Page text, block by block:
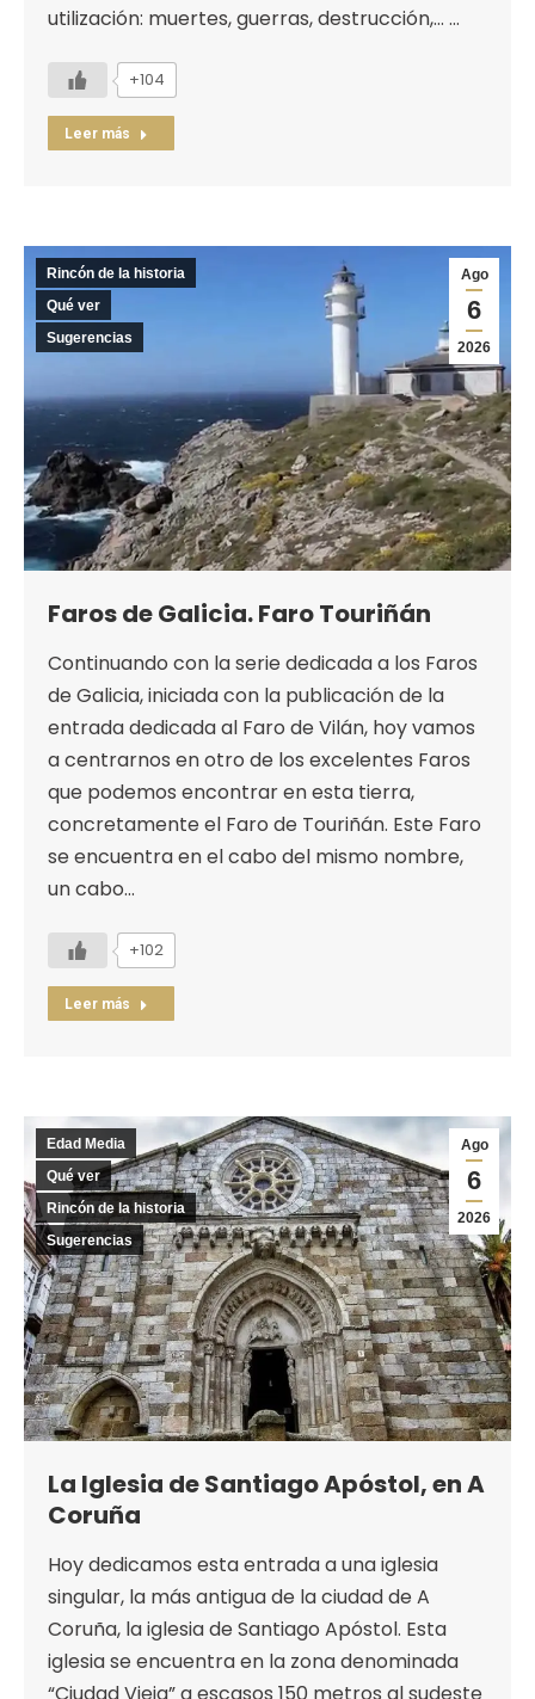
utilización: muertes, guerras, destrucción,… …
+104
Leer más
Ago
6
2026
Rincón de la historia
Qué ver
Sugerencias
Faros de Galicia. Faro Touriñán
Continuando con la serie dedicada a los Faros
de Galicia, iniciada con la publicación de la
entrada dedicada al Faro de Vilán, hoy vamos
a centrarnos en otro de los excelentes Faros
que podemos encontrar en esta tierra,
concretamente el Faro de Touriñán. Este Faro
se encuentra en el cabo del mismo nombre,
un cabo…
+102
Leer más
Ago
6
2026
Edad Media
Qué ver
Rincón de la historia
Sugerencias
La Iglesia de Santiago Apóstol, en A
Coruña
Hoy dedicamos esta entrada a una iglesia
singular, la más antigua de la ciudad de A
Coruña, la iglesia de Santiago Apóstol. Esta
iglesia se encuentra en la zona denominada